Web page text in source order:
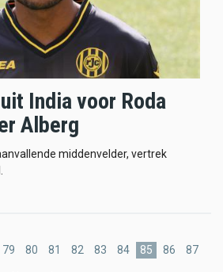
India voor Roda
Alberg
middenvelder, vertrek
Page
79 Page
80 Page
81 Page
82 Page
83 Page
84
Current
85 Page
86 Page
87